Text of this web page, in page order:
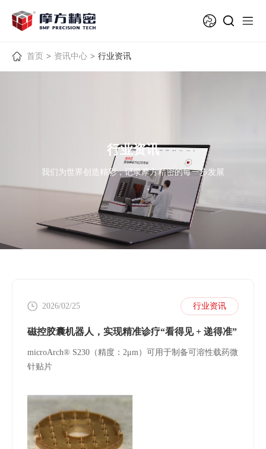
首页 > 资讯中心 > 行业资讯
行业资讯
我们为世界创造精彩，记录摩方精密的每一步发展
2026/02/25 行业资讯
磁控胶囊机器人，实现精准诊疗“看得见 + 递得准”
microArch® S230（精度：2μm）可用于制备可溶性载药微
针贴片